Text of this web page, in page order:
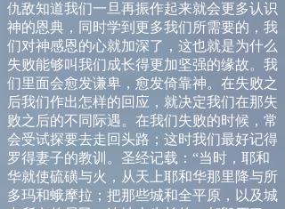
仇敌知道我们一旦再振作起来就会更多认识
神的恩典，同时学到更多我们所需要的，我
们对神感恩的心就加深了，这也就是为什么
失败能够叫我们成长得更加坚强的缘故。我
们里面会愈发谦卑，愈发倚靠神。在失败之
后我们作出怎样的回应，就决定我们在那失
败之后的不同际遇。在我们失败的时候，常
会受试探要去走回头路；这时我们最好记得
罗得妻子的教训。圣经记载： “当时，耶和
华就使硫磺与火，从天上耶和华那里降与所
多玛和蛾摩拉；把那些城和全平原，以及城